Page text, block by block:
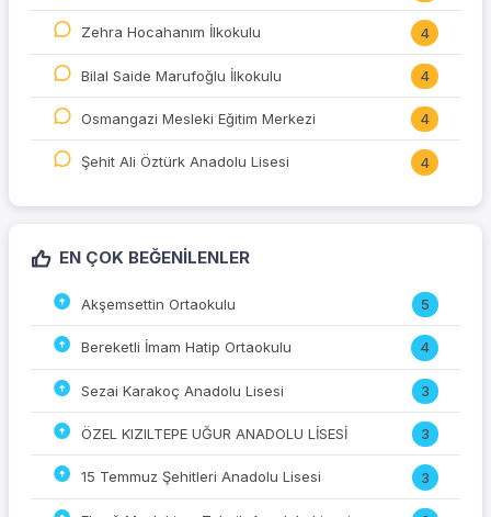
Zehra Hocahanım İlkokulu 4
Bilal Saide Marufoğlu İlkokulu 4
Osmangazi Mesleki Eğitim Merkezi 4
Şehit Ali Öztürk Anadolu Lisesi 4
EN ÇOK BEĞENILENLER
Akşemsettin Ortaokulu 5
Bereketli İmam Hatip Ortaokulu 4
Sezai Karakoç Anadolu Lisesi 3
ÖZEL KIZILTEPE UĞUR ANADOLU LİSESİ 3
15 Temmuz Şehitleri Anadolu Lisesi 3